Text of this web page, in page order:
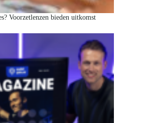
Voorzetlenzen bieden uitkomst